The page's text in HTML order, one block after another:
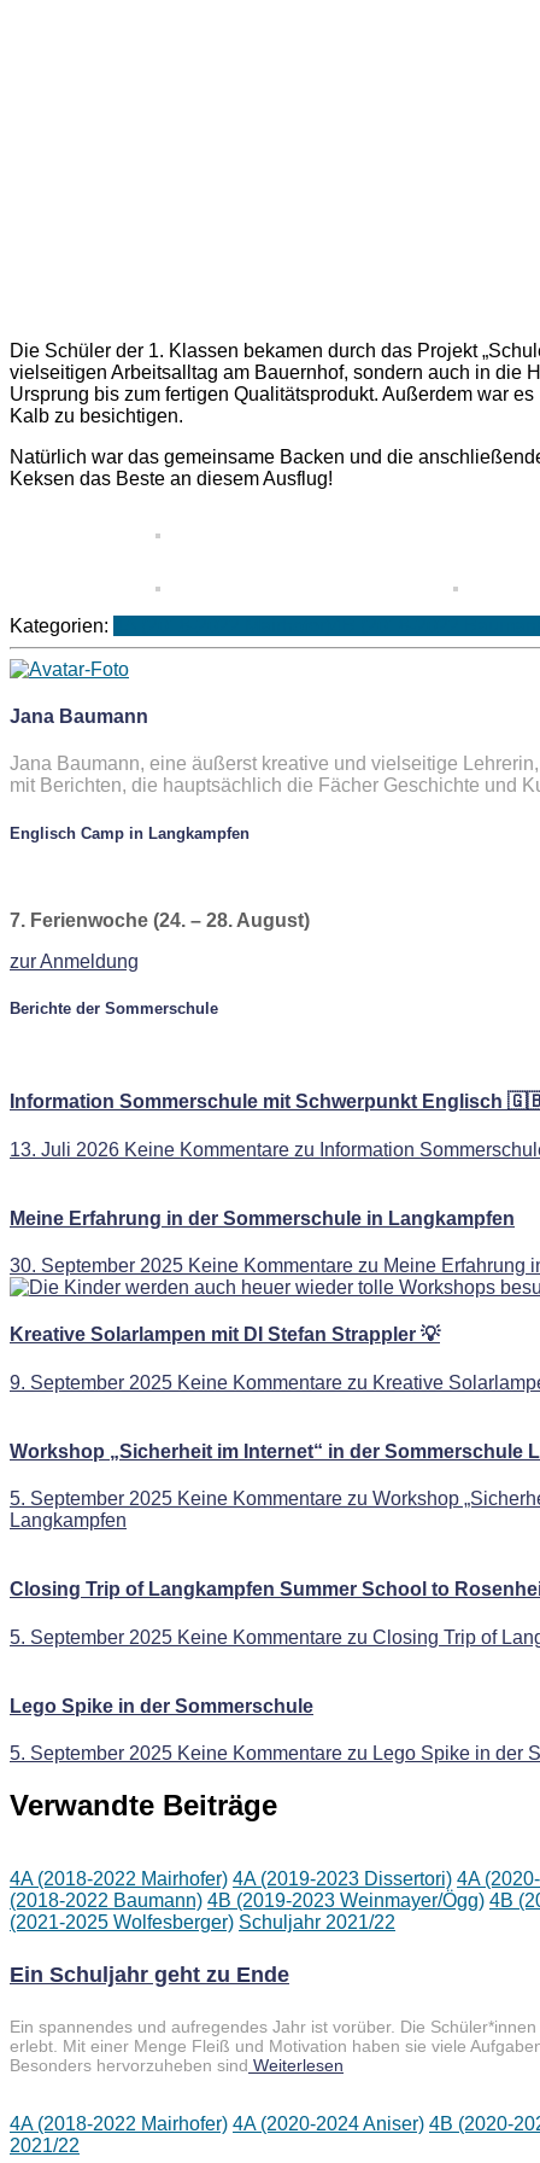
Die Schüler der 1. Klassen bekamen durch das Projekt
vielseitigen Arbeitsalltag am Bauernhof, sondern auch in die
Ursprung bis zum fertigen Qualitätsprodukt. Außerdem war
Kalb zu besichtigen.
Natürlich war das gemeinsame Backen und die
Keksen das Beste an diesem Ausflug!
Kategorien:
Jana Baumann
Jana Baumann, eine äußerst kreative und vielseitige
mit Berichten, die hauptsächlich die Fächer Geschichte und
Englisch Camp in Langkampfen
7. Ferienwoche (24. – 28. August)
zur Anmeldung
Berichte der Sommerschule
Information Sommerschule mit Schwerpunkt Englisch
13. Juli 2026 Keine Kommentare zu Information
Meine Erfahrung in der Sommerschule in Langkampfen
30. September 2025 Keine Kommentare zu Meine Erfahrung
Kreative Solarlampen mit DI Stefan Strappler 💡
9. September 2025 Keine Kommentare zu Kreative
Workshop „Sicherheit im Internet“ in der Sommerschule
5. September 2025 Keine Kommentare zu Workshop
Langkampfen
Closing Trip of Langkampfen Summer School to
5. September 2025 Keine Kommentare zu Closing Trip of
Lego Spike in der Sommerschule
5. September 2025 Keine Kommentare zu Lego Spike in der
Verwandte Beiträge
4A (2018-2022 Mairhofer) 4A (2019-2023 Dissertori) 4A
(2018-2022 Baumann) 4B (2019-2023 Weinmayer/Ögg) 4B
(2021-2025 Wolfesberger) Schuljahr 2021/22
Ein Schuljahr geht zu Ende
Ein spannendes und aufregendes Jahr ist vorüber. Die
erlebt. Mit einer Menge Fleiß und Motivation haben sie viele
Besonders hervorzuheben sind Weiterlesen
4A (2018-2022 Mairhofer) 4A (2020-2024 Aniser) 4B (2020-
2021/22